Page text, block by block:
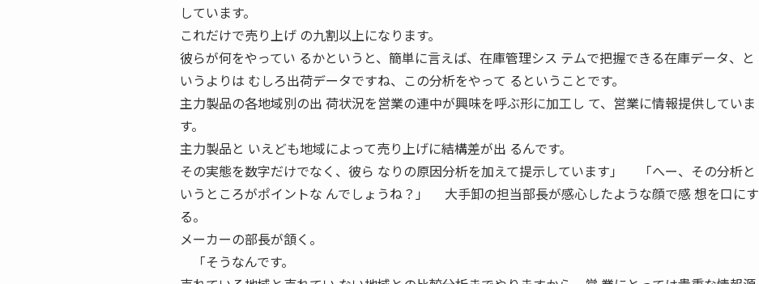
しています。
これだけで売り上げ の九割以上になります。
彼らが何をやってい るかというと、簡単に言えば、在庫管理シス テムで把握できる在庫データ、と
いうよりは むしろ出荷データですね、この分析をやって るということです。
主力製品の各地域別の出 荷状況を営業の連中が興味を呼ぶ形に加工し て、営業に情報提供していま
す。
主力製品と いえども地域によって売り上げに結構差が出 るんです。
その実態を数字だけでなく、彼ら なりの原因分析を加えて提示しています」 「へー、その分析と
いうところがポイントな んでしょうね？」 大手卸の担当部長が感心したような顔で感 想を口にす
る。
メーカーの部長が頷く。
「そうなんです。